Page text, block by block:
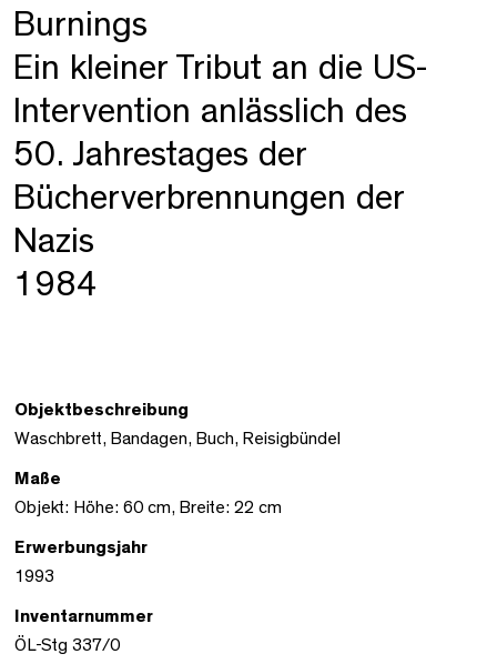
Burnings
Ein kleiner Tribut an die US-
Intervention anlässlich des
50. Jahrestages der
Bücherverbrennungen der
Nazis
1984
Objektbeschreibung
Waschbrett, Bandagen, Buch, Reisigbündel
Maße
Objekt: Höhe: 60 cm, Breite: 22 cm
Erwerbungsjahr
1993
Inventarnummer
ÖL-Stg 337/0